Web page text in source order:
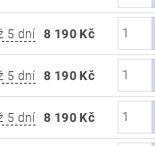
5 dní 8 190 Kč
5 dní 8 190 Kč
5 dní 8 190 Kč